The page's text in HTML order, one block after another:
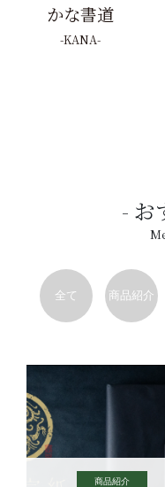
かな書道
KANA
お
全て 商品紹介
商品紹介